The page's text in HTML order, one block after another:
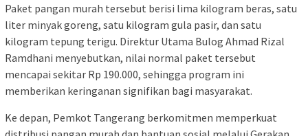
Paket pangan murah tersebut berisi lima kilogram beras, satu
liter minyak goreng, satu kilogram gula pasir, dan satu
kilogram tepung terigu. Direktur Utama Bulog Ahmad Rizal
Ramdhani menyebutkan, nilai normal paket tersebut
mencapai sekitar Rp 190.000, sehingga program ini
memberikan keringanan signifikan bagi masyarakat.
Ke depan, Pemkot Tangerang berkomitmen memperkuat